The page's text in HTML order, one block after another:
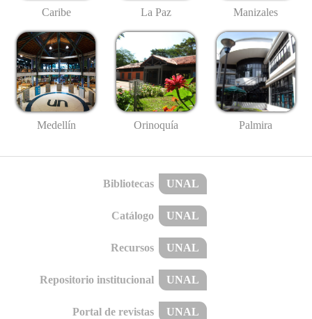
Caribe La Paz Manizales
Medellín Orinoquía Palmira
Bibliotecas UNAL
Catálogo UNAL
Recursos UNAL
Repositorio institucional UNAL
Portal de revistas UNAL